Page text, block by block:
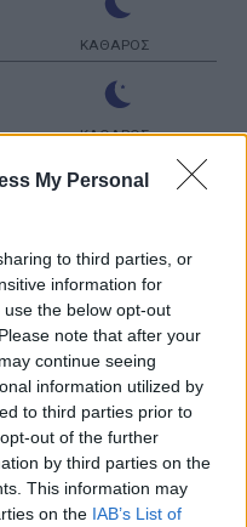
My Personal
to third parties, or
information for
the below opt-out
note that after your
continue seeing
information utilized by
to third parties prior to
out of the further
by third parties on the
This information may
on the IAB’s List of
ΚΑΘΑΡΟΣ
ΚΑΘΑΡΟΣ
ΚΑΘΑΡΟΣ
ΚΑΘΑΡΟΣ
ΚΑΘΑΡΟΣ